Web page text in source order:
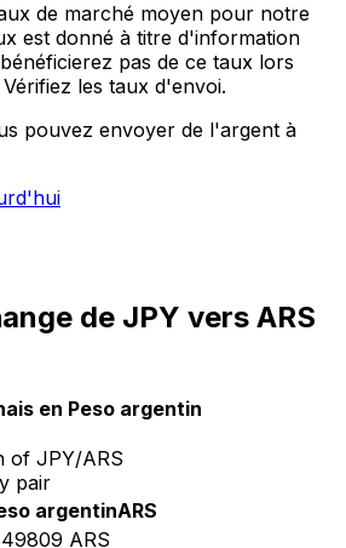
de marché moyen pour notre
est donné à titre d'information
pas de ce taux lors
Vérifiez les taux d'envoi.
pouvez envoyer de l'argent à
de JPY vers ARS
en Peso argentin
of JPY/ARS
pair
argentinARS
ARS